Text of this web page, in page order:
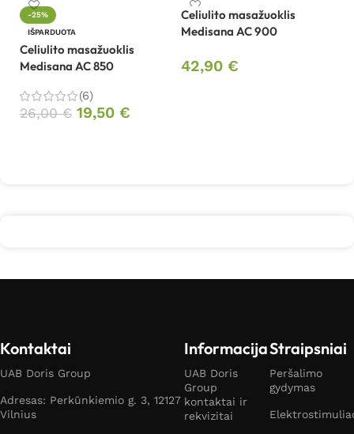
-25%
IŠPARDUOTA
Celiulito masažuoklis
Medisana AC 850
(6)
26,00€ 19,50 €
Celiulito masažuoklis
Medisana AC 900
42,90 €
Kontaktai
UAB Doris Group
Adresas: Perkūnkiemio g. 3, 12127
Vilnius
Informacija
UAB Doris
Group
kontaktai ir
rekvizitai
Straipsniai
Peršalimo
gydymas